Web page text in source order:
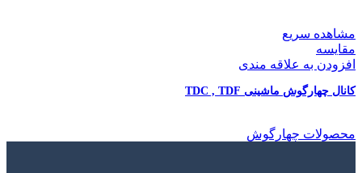
مشاهده سریع
مقایسه
افزودن به علاقه مندی
کانال چهارگوش ماشینی TDC , TDF
محصولات چهارگوش